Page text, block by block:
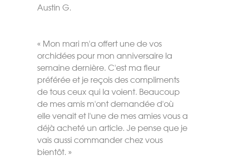
Austin G.
« Mon mari m'a offert une de vos
orchidées pour mon anniversaire la
semaine dernière. C'est ma fleur
préférée et je reçois des compliments
de tous ceux qui la voient. Beaucoup
de mes amis m'ont demandée d'où
elle venait et l'une de mes amies vous a
déjà acheté un article. Je pense que je
vais aussi commander chez vous
bientôt. »